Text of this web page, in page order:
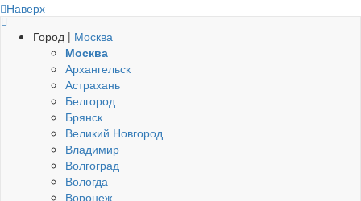
Наверх
Город | Москва
Москва
Архангельск
Астрахань
Белгород
Брянск
Великий Новгород
Владимир
Волгоград
Вологда
Воронеж